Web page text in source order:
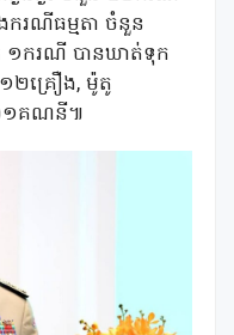
រណីធម្មតា ចំនួន
១ករណី បានឃាត់ទុក
១២គ្រឿង, ម៉ូតូ
១គណនី៕